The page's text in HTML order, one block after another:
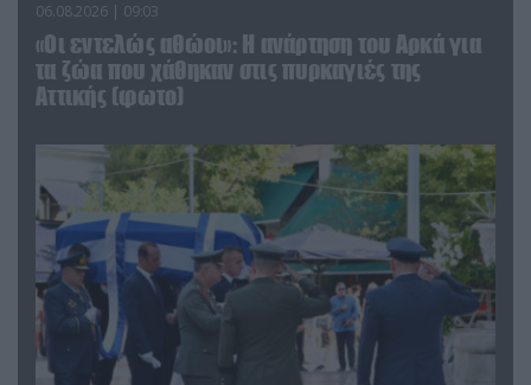
06.08.2026 | 09:03
«Οι εντελώς αθώοι»: Η ανάρτηση του Αρκά για
τα ζώα που χάθηκαν στις πυρκαγιές της
Αττικής (φωτο)